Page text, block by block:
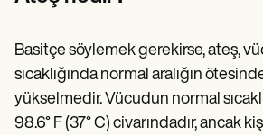
Training Hub
Webinars
Switch to Carepatron
Become a Partner
Pricing
Basitçe söylemek gerekirse, ateş,
sıcaklığında normal aralığın
yükselmedir. Vücudun normal
98.6° F (37° C) civarındadır, ancak